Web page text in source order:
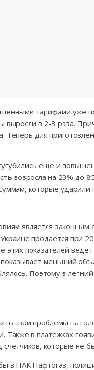
тарифами уже
выросли в 2-3 раза.
Теперь для
еще и
возросла на 23% до
которые
является законным
продается при
этих показателей
меньший
Поэтому в
свои проблемы на
в платежках
которые не
в НАК Нафтогаз,